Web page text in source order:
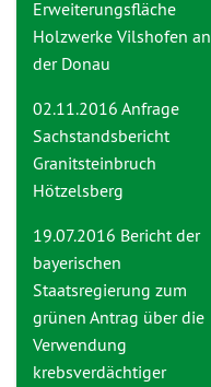
Erweiterungsfläche
Holzwerke Vilshofen an
der Donau
02.11.2016 Anfrage
Sachstandsbericht
Granitsteinbruch
Hötzelsberg
19.07.2016 Bericht der
bayerischen
Staatsregierung zum
grünen Antrag über die
Verwendung
krebsverdächtiger